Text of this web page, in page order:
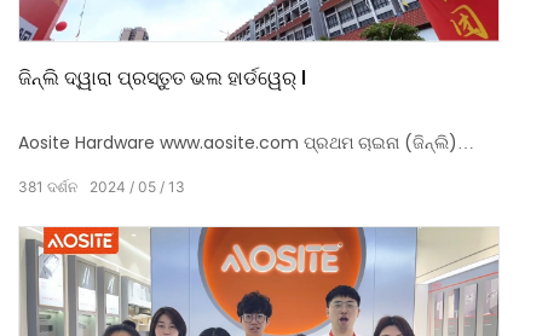
ଜିନ୍ଲି ଦ୍ୱାରା ପ୍ରସ୍ତୁତ ଭଲ ହାର୍ଡୱେର୍ |
Aosite Hardware www.aosite.com ପ୍ରଥମ ଚାଇନା (ଜିନ୍ଲି)
ହାର୍ଡୱେର୍ ନିର୍ମାଣ ଏକ୍ସପୋରେ ଦେଖାଦେଲା | ଉନ୍ନତ ଜ୍ଞାନକ technology
ଏହା ବନ୍ଦ କରିବାକୁ ଅନେକ ନୂତନ ଏବଂ ପୁରୁଣା ଗ୍ରାହକଙ୍କୁ ଆକର୍ଷିତ କଲା!
2024 05 13
381 ଦର୍ଶନ